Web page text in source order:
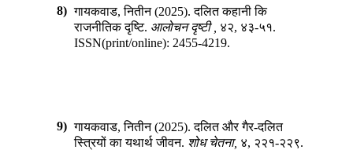
8) गायकवाड, नितीन(2025).दलित कहानी कि
राजनीतिक दृष्टि. आलोचन दृष्टी ४२, ४३-५१.
ISSN(print/online): 2455-4219.
9) गायकवाड, नितीन(2025).दलित और गैर-दलित
स्त्रियों का यथार्थ जीवन. शोध चेतना, ४, २२१-२२९.